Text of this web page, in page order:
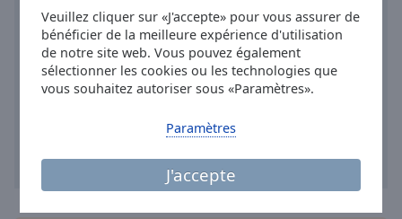
Veuillez cliquer sur «J'accepte» pour vous assurer de
bénéficier de la meilleure expérience d'utilisation
de notre site web. Vous pouvez également
sélectionner les cookies ou les technologies que
vous souhaitez autoriser sous «Paramètres».
J'accepte
Paramètres